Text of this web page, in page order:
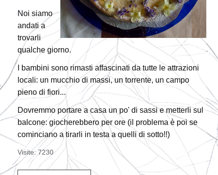
Noi siamo
andati a
trovarli
qualche giorno.
I bambini sono rimasti affascinati da tutte le attrazioni
locali: un mucchio di massi, un torrente, un campo
pieno di fiori...
Dovremmo portare a casa un po' di sassi e metterli sul
balcone: giocherebbero per ore (il problema è poi se
cominciano a tirarli in testa a quelli di sotto!!)
Visite: 7230